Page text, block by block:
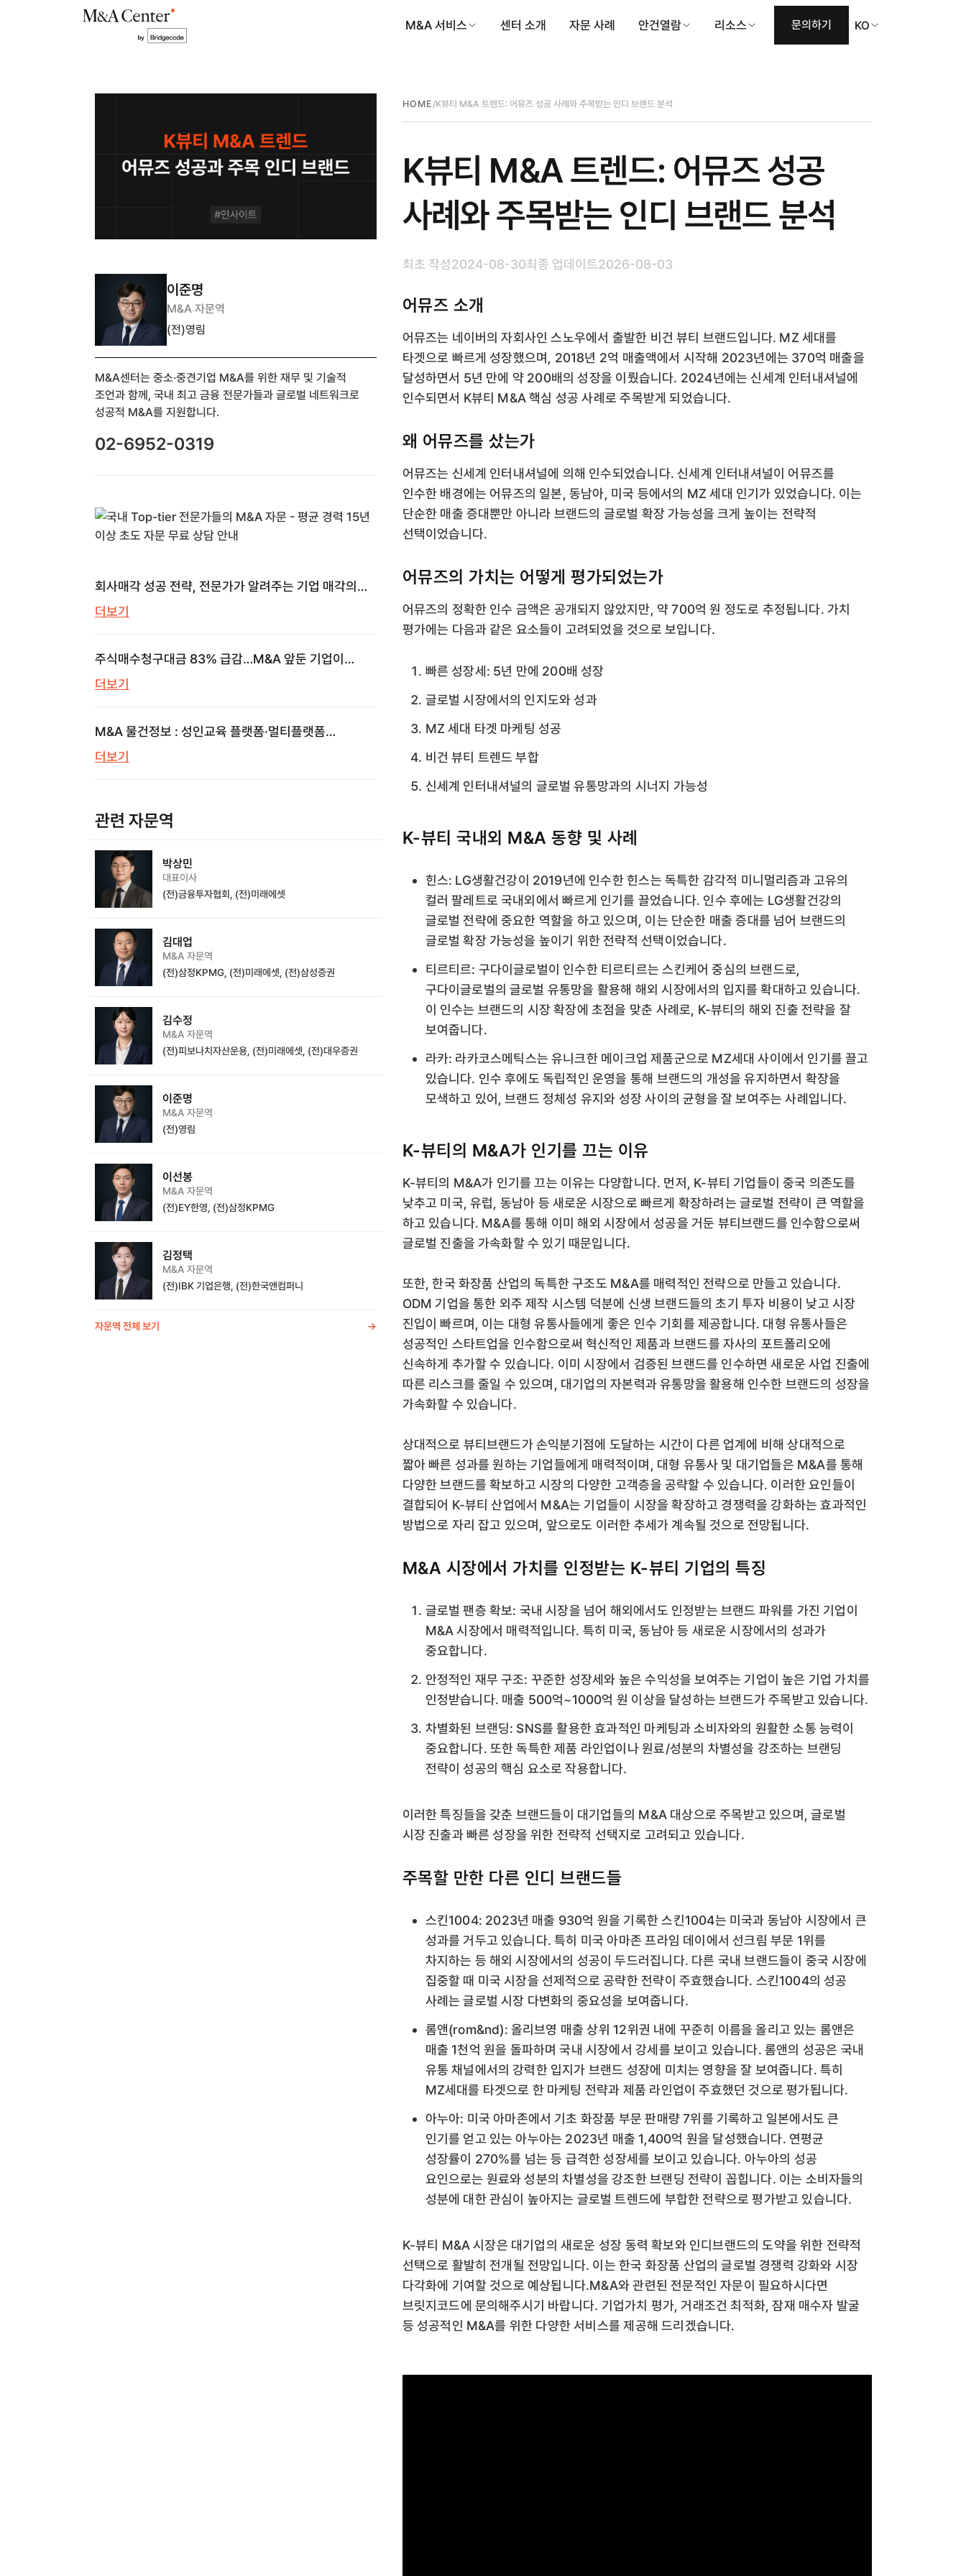
M&A 서비스 센터 소개 자문 사례 안건열람 리소스 문의하기 KO
이준명
M&A 자문역
(전)영림
M&A센터는 중소·중견기업 M&A를 위한 재무 및 기술적
조언과 함께, 국내 최고 금융 전문가들과 글로벌 네트워크로
성공적 M&A를 지원합니다.
02-6952-0319
회사매각 성공 전략, 전문가가 알려주는 기업 매각의
모든 것 | M&A센터 | M&A 센터
더보기
주식매수청구대금 83% 급감…M&A 앞둔 기업이
놓치면 안 될 신호
더보기
M&A 물건정보 : 성인교육 플랫폼·멀티플랫폼
의류쇼핑몰·프롭테크 | 브릿지코드 M&A센터·
더보기
관련 자문역
박상민
대표이사
(전)금융투자협회, (전)미래에셋
김대업
M&A 자문역
(전)삼정KPMG, (전)미래에셋, (전)삼성증권
김수정
M&A 자문역
(전)피보나치자산운용, (전)미래에셋, (전)대우증권
이준명
M&A 자문역
(전)영림
이선봉
M&A 자문역
(전)EY한영, (전)삼정KPMG
김정택
M&A 자문역
(전)IBK 기업은행, (전)한국앤컴퍼니
자문역 전체 보기 ->
HOME /K뷰티 M&A 트렌드: 어뮤즈 성공 사례와 주목받는 인디 브랜드 분석
K뷰티 M&A 트렌드: 어뮤즈 성공
사례와 주목받는 인디 브랜드 분석
최초 작성2024-08-30최종 업데이트2026-08-03
어뮤즈 소개
어뮤즈는 네이버의 자회사인 스노우에서 출발한 비건 뷰티 브랜드입니다. MZ 세대를
타겟으로 빠르게 성장했으며, 2018년 2억 매출액에서 시작해 2023년에는 370억 매출을
달성하면서 5년 만에 약 200배의 성장을 이뤘습니다. 2024년에는 신세계 인터내셔널에
인수되면서 K뷰티 M&A 핵심 성공 사례로 주목받게 되었습니다.
왜 어뮤즈를 샀는가
어뮤즈는 신세계 인터내셔널에 의해 인수되었습니다. 신세계 인터내셔널이 어뮤즈를
인수한 배경에는 어뮤즈의 일본, 동남아, 미국 등에서의 MZ 세대 인기가 있었습니다. 이는
단순한 매출 증대뿐만 아니라 브랜드의 글로벌 확장 가능성을 크게 높이는 전략적
선택이었습니다.
어뮤즈의 가치는 어떻게 평가되었는가
어뮤즈의 정확한 인수 금액은 공개되지 않았지만, 약 700억 원 정도로 추정됩니다. 가치
평가에는 다음과 같은 요소들이 고려되었을 것으로 보입니다.
빠른 성장세: 5년 만에 200배 성장
글로벌 시장에서의 인지도와 성과
MZ 세대 타겟 마케팅 성공
비건 뷰티 트렌드 부합
신세계 인터내셔널의 글로벌 유통망과의 시너지 가능성
K-뷰티 국내외 M&A 동향 및 사례
힌스: LG생활건강이 2019년에 인수한 힌스는 독특한 감각적 미니멀리즘과 고유의
컬러 팔레트로 국내외에서 빠르게 인기를 끌었습니다. 인수 후에는 LG생활건강의
글로벌 전략에 중요한 역할을 하고 있으며, 이는 단순한 매출 증대를 넘어 브랜드의
글로벌 확장 가능성을 높이기 위한 전략적 선택이었습니다.
티르티르: 구다이글로벌이 인수한 티르티르는 스킨케어 중심의 브랜드로,
구다이글로벌의 글로벌 유통망을 활용해 해외 시장에서의 입지를 확대하고 있습니다.
이 인수는 브랜드의 시장 확장에 초점을 맞춘 사례로, K-뷰티의 해외 진출 전략을 잘
보여줍니다.
라카: 라카코스메틱스는 유니크한 메이크업 제품군으로 MZ세대 사이에서 인기를 끌고
있습니다. 인수 후에도 독립적인 운영을 통해 브랜드의 개성을 유지하면서 확장을
모색하고 있어, 브랜드 정체성 유지와 성장 사이의 균형을 잘 보여주는 사례입니다.
K-뷰티의 M&A가 인기를 끄는 이유
K-뷰티의 M&A가 인기를 끄는 이유는 다양합니다. 먼저, K-뷰티 기업들이 중국 의존도를
낮추고 미국, 유럽, 동남아 등 새로운 시장으로 빠르게 확장하려는 글로벌 전략이 큰 역할을
하고 있습니다. M&A를 통해 이미 해외 시장에서 성공을 거둔 뷰티브랜드를 인수함으로써
글로벌 진출을 가속화할 수 있기 때문입니다.
또한, 한국 화장품 산업의 독특한 구조도 M&A를 매력적인 전략으로 만들고 있습니다.
ODM 기업을 통한 외주 제작 시스템 덕분에 신생 브랜드들의 초기 투자 비용이 낮고 시장
진입이 빠르며, 이는 대형 유통사들에게 좋은 인수 기회를 제공합니다. 대형 유통사들은
성공적인 스타트업을 인수함으로써 혁신적인 제품과 브랜드를 자사의 포트폴리오에
신속하게 추가할 수 있습니다. 이미 시장에서 검증된 브랜드를 인수하면 새로운 사업 진출에
따른 리스크를 줄일 수 있으며, 대기업의 자본력과 유통망을 활용해 인수한 브랜드의 성장을
가속화할 수 있습니다.
상대적으로 뷰티브랜드가 손익분기점에 도달하는 시간이 다른 업계에 비해 상대적으로
짧아 빠른 성과를 원하는 기업들에게 매력적이며, 대형 유통사 및 대기업들은 M&A를 통해
다양한 브랜드를 확보하고 시장의 다양한 고객층을 공략할 수 있습니다. 이러한 요인들이
결합되어 K-뷰티 산업에서 M&A는 기업들이 시장을 확장하고 경쟁력을 강화하는 효과적인
방법으로 자리 잡고 있으며, 앞으로도 이러한 추세가 계속될 것으로 전망됩니다.
M&A 시장에서 가치를 인정받는 K-뷰티 기업의 특징
글로벌 팬층 확보: 국내 시장을 넘어 해외에서도 인정받는 브랜드 파워를 가진 기업이
M&A 시장에서 매력적입니다. 특히 미국, 동남아 등 새로운 시장에서의 성과가
중요합니다.
안정적인 재무 구조: 꾸준한 성장세와 높은 수익성을 보여주는 기업이 높은 기업 가치를
인정받습니다. 매출 500억~1000억 원 이상을 달성하는 브랜드가 주목받고 있습니다.
차별화된 브랜딩: SNS를 활용한 효과적인 마케팅과 소비자와의 원활한 소통 능력이
중요합니다. 또한 독특한 제품 라인업이나 원료/성분의 차별성을 강조하는 브랜딩
전략이 성공의 핵심 요소로 작용합니다.
이러한 특징들을 갖춘 브랜드들이 대기업들의 M&A 대상으로 주목받고 있으며, 글로벌
시장 진출과 빠른 성장을 위한 전략적 선택지로 고려되고 있습니다.
주목할 만한 다른 인디 브랜드들
스킨1004: 2023년 매출 930억 원을 기록한 스킨1004는 미국과 동남아 시장에서 큰
성과를 거두고 있습니다. 특히 미국 아마존 프라임 데이에서 선크림 부문 1위를
차지하는 등 해외 시장에서의 성공이 두드러집니다. 다른 국내 브랜드들이 중국 시장에
집중할 때 미국 시장을 선제적으로 공략한 전략이 주효했습니다. 스킨1004의 성공
사례는 글로벌 시장 다변화의 중요성을 보여줍니다.
롬앤(rom&nd): 올리브영 매출 상위 12위권 내에 꾸준히 이름을 올리고 있는 롬앤은
매출 1천억 원을 돌파하며 국내 시장에서 강세를 보이고 있습니다. 롬앤의 성공은 국내
유통 채널에서의 강력한 입지가 브랜드 성장에 미치는 영향을 잘 보여줍니다. 특히
MZ세대를 타겟으로 한 마케팅 전략과 제품 라인업이 주효했던 것으로 평가됩니다.
아누아: 미국 아마존에서 기초 화장품 부문 판매량 7위를 기록하고 일본에서도 큰
인기를 얻고 있는 아누아는 2023년 매출 1,400억 원을 달성했습니다. 연평균
성장률이 270%를 넘는 등 급격한 성장세를 보이고 있습니다. 아누아의 성공
요인으로는 원료와 성분의 차별성을 강조한 브랜딩 전략이 꼽힙니다. 이는 소비자들의
성분에 대한 관심이 높아지는 글로벌 트렌드에 부합한 전략으로 평가받고 있습니다.
K-뷰티 M&A 시장은 대기업의 새로운 성장 동력 확보와 인디브랜드의 도약을 위한 전략적
선택으로 활발히 전개될 전망입니다. 이는 한국 화장품 산업의 글로벌 경쟁력 강화와 시장
다각화에 기여할 것으로 예상됩니다.M&A와 관련된 전문적인 자문이 필요하시다면
브릿지코드에 문의해주시기 바랍니다. 기업가치 평가, 거래조건 최적화, 잠재 매수자 발굴
등 성공적인 M&A를 위한 다양한 서비스를 제공해 드리겠습니다.